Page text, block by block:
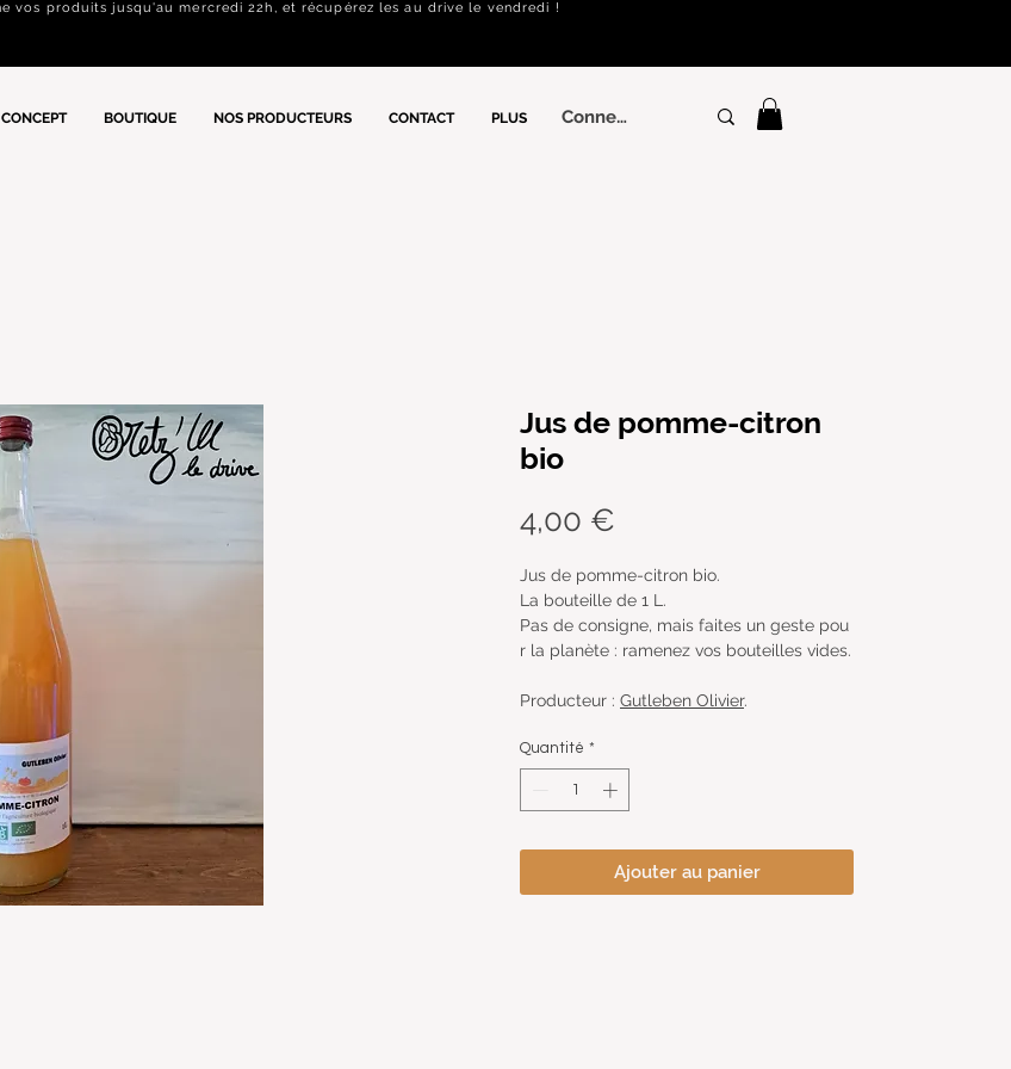
vos produits jusqu'au mercredi 22h, et récupérez les au drive le vendredi !
BOUTIQUE NOS PRODUCTEURS CONTACT
PLUS
Connexion
Jus de pomme-citron
bio
4,00 €
Jus de pomme-citron bio.
La bouteille de 1 L.
Pas de consigne, mais faites un geste pou
r la planète : ramenez vos bouteilles vides.
Producteur : Gutleben Olivier.
Quantité *
Ajouter au panier